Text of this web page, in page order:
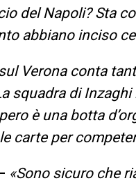
del Napoli? Sta
abbiano inciso
Verona conta
squadra di
è una botta
carte per
«Sono sicuro che